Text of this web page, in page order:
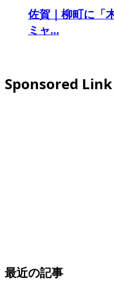
佐賀｜柳町に「
ミャ...
Sponsored Link
最近の記事